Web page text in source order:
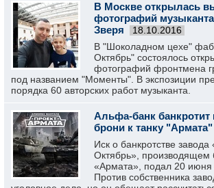
В Москве открылась
фотографий
Зверя
18.10.2016
В "Шоколадном цехе"
Октябрь" состоялось
фотографий фронтмена
под названием "Моменты". В экспозиции
порядка 60 авторских работ музыканта.
Альфа-банк банкротит
брони к танку "Армата"
Иск о банкротстве
Октябрь», производящем
«Армата», подал 20 июня
Против собственника